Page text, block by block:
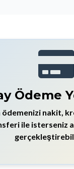
Ödeme
ödemenizi nakit,
ile isterseniz